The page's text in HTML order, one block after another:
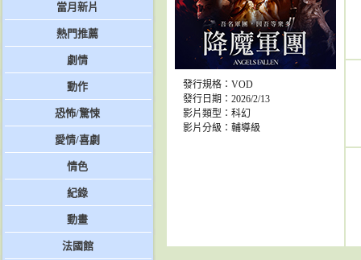
當月新片
熱門推薦
劇情
動作
恐怖/驚悚
愛情/喜劇
情色
紀錄
動畫
法國館
發行規格：VOD
發行日期：2026/2/13
影片類型：科幻
影片分級：輔導級